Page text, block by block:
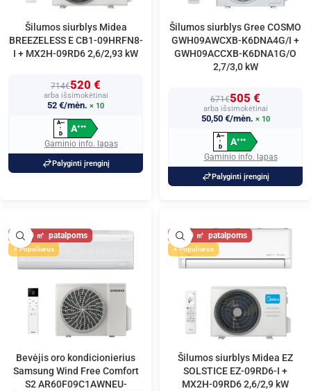
Šilumos siurblys Midea
BREEZELESS E CB1-09HRFN8-
I + MX2H-09RD6 2,6/2,93 kW
714€520 €
arba išsimokėtinai
52 €/mėn. × 10
A+++
↑
D
A+++
Gaminio info. lapas
Palyginti įrenginį
Šilumos siurblys Gree COSMO
GWH09AWCXB-K6DNA4G/I +
GWH09ACCXB-K6DNA1G/O
2,7/3,0 kW
671€505 €
arba išsimokėtinai
50,50 €/mėn. × 10
A+++
↑
D
A+++
Gaminio info. lapas
Palyginti įrenginį
30
Populiarus
Bevėjis oro kondicionierius
Samsung Wind Free Comfort
S2 AR60F09C1AWNEU-
30
Populiarus
Šilumos siurblys Midea EZ
SOLSTICE EZ-09RD6-I +
MX2H-09RD6 2,6/2,9 kW